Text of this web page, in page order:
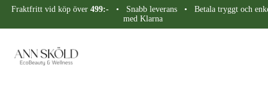
Fraktfritt vid köp över 499:-• Snabb leverans • Betala tryggt och
med Klarna